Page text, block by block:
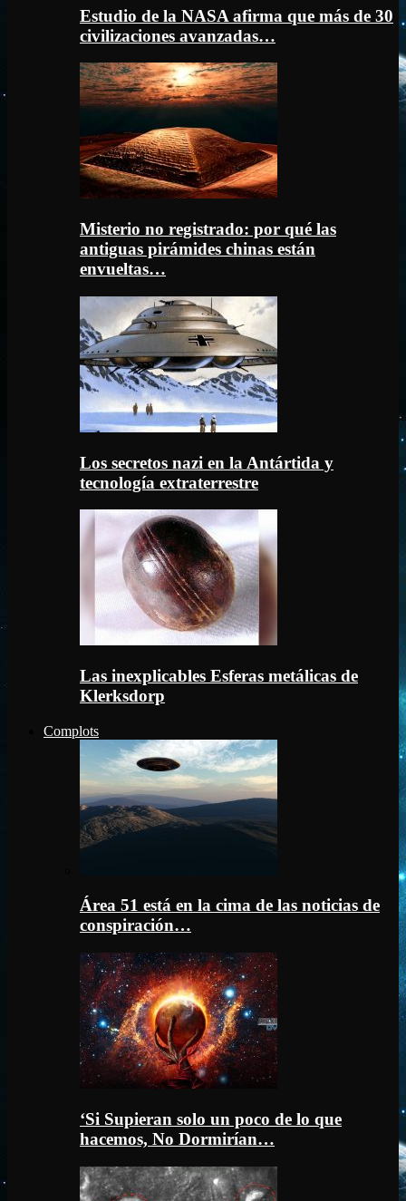
Estudio de la NASA afirma que más de 30
civilizaciones avanzadas…
Misterio no registrado: por qué las
antiguas pirámides chinas están
envueltas…
Los secretos nazi en la Antártida y
tecnología extraterrestre
Las inexplicables Esferas metálicas de
Klerksdorp
Complots
Área 51 está en la cima de las noticias de
conspiración…
‘Si Supieran solo un poco de lo que
hacemos, No Dormirían…